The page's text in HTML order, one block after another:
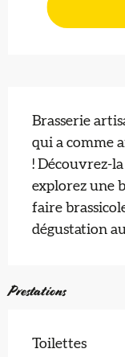
Brasserie
qui a comme
! Découvrez-la
explorez une
faire
dégustation
Prestations
Toilettes